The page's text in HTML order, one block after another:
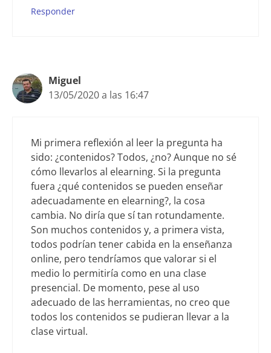
Responder
Miguel
13/05/2020 a las 16:47
Mi primera reflexión al leer la pregunta ha
sido: ¿contenidos? Todos, ¿no? Aunque no sé
cómo llevarlos al elearning. Si la pregunta
fuera ¿qué contenidos se pueden enseñar
adecuadamente en elearning?, la cosa
cambia. No diría que sí tan rotundamente.
Son muchos contenidos y, a primera vista,
todos podrían tener cabida en la enseñanza
online, pero tendríamos que valorar si el
medio lo permitiría como en una clase
presencial. De momento, pese al uso
adecuado de las herramientas, no creo que
todos los contenidos se pudieran llevar a la
clase virtual.